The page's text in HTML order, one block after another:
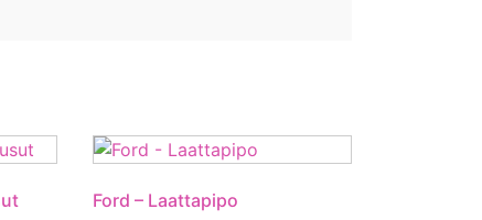
Ford – Laattapipo